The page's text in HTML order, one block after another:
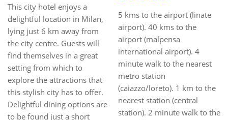
Poliziano Fiera is strategically
located in Milan, just off
Corso Semipone and only
750 metres away from the
Fiera Milano City exhibition
site and the Milan
Convention Centre MiCo,
Europe's largest conference
centre. Attractions such as
Arco della Pace, Parco
This attractive hotel is
located in the city centre of
Milan and is only a few
minutes on foot from
numerous shops and
entertainment venues. In
addition, guests can explore
every corner of this pulsing
metropolis and its glorious